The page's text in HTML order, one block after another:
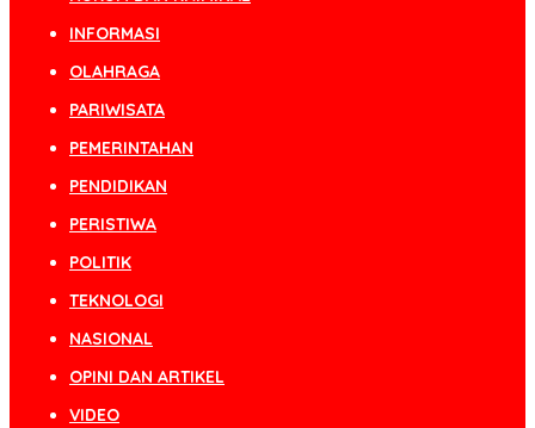
INFORMASI
OLAHRAGA
PARIWISATA
PEMERINTAHAN
PENDIDIKAN
PERISTIWA
POLITIK
TEKNOLOGI
NASIONAL
OPINI DAN ARTIKEL
VIDEO